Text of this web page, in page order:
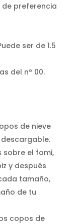
preferencia
ser de 1.5
del nº 00.
de nieve
el fomi,
y después
tamaño,
de tu
copos de